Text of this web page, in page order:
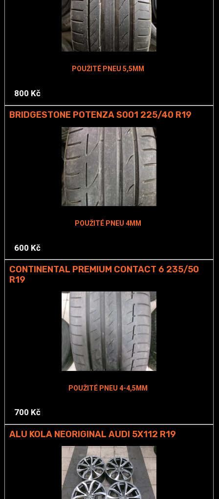
POUŽITÉ PNEU 5,5MM
800 Kč
BRIDGESTONE POTENZA S001 225/40 R19
POUŽITÉ PNEU 4MM
600 Kč
CONTINENTAL PREMIUM CONTACT 6 235/50
R19
POUŽITÉ PNEU 4-4,5MM
700 Kč
ALU KOLA NEORIGINAL AUDI 5X112 R19